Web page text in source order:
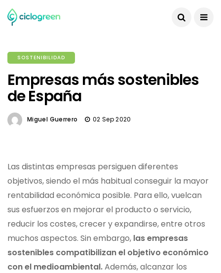
SOSTENIBILIDAD
Empresas más sostenibles
de España
Miguel Guerrero 02 Sep 2020
Las distintas empresas persiguen diferentes
objetivos, siendo el más habitual conseguir la mayor
rentabilidad económica posible. Para ello, vuelcan
sus esfuerzos en mejorar el producto o servicio,
reducir los costes, crecer y expandirse, entre otros
muchos aspectos. Sin embargo, las empresas
sostenibles compatibilizan el objetivo económico
con el medioambiental.Además, alcanzar los